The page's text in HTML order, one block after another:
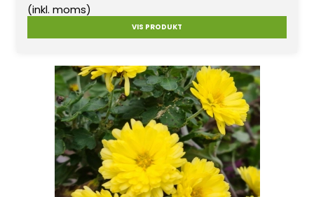
(inkl. moms)
VIS PRODUKT